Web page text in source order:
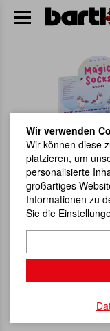
Wir verwenden
Wir können diese
platzieren, um
personalisierte
großartiges
Informationen zu
Sie die